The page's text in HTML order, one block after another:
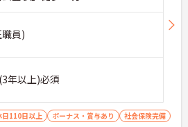
き合えます。
理された業務
われる体制
にもおすすめです
境があります。
員)
年以上)必須
日110日以上 ボーナス・賞与あり
社会保険完備